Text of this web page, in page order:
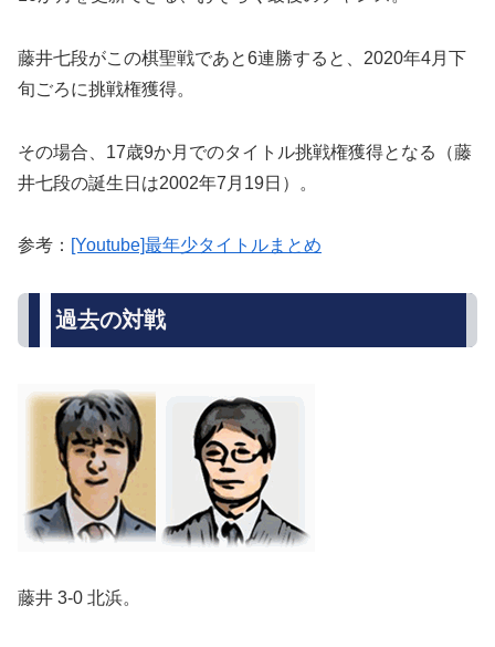
藤井七段がこの棋聖戦であと6連勝すると、2020年4月下
旬ごろに挑戦権獲得。
その場合、17歳9か月でのタイトル挑戦権獲得となる（藤
井七段の誕生日は2002年7月19日）。
参考： [Youtube]最年少タイトルまとめ
過去の対戦
藤井 3-0 北浜。